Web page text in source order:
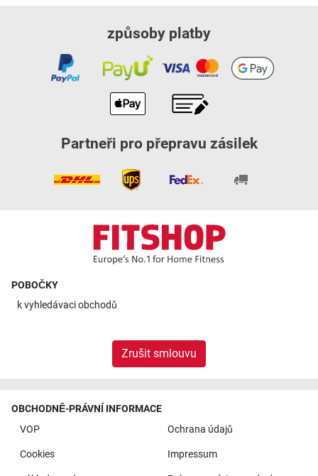
způsoby platby
Partneři pro přepravu zásilek
POBOČKY
kvyhledávaci obchodů
Zrušit smlouvu
OBCHODNĚ-PRÁVNÍ INFORMACE
VOP
Ochrana údajů
Cookies Impressum